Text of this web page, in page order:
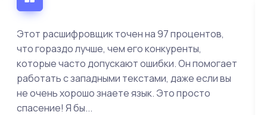
Этот расшифровщик точен на 97 процентов,
что гораздо лучше, чем его конкуренты,
которые часто допускают ошибки. Он помогает
работать с западными текстами, даже если вы
не очень хорошо знаете язык. Это просто
спасение! Я бы...